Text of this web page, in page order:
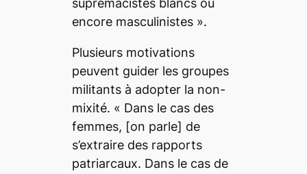
suprémacistes blancs ou
encore masculinistes ».
Plusieurs motivations
peuvent guider les groupes
militants à adopter la non-
mixité. « Dans le cas des
femmes, [on parle] de
s’extraire des rapports
patriarcaux. Dans le cas de